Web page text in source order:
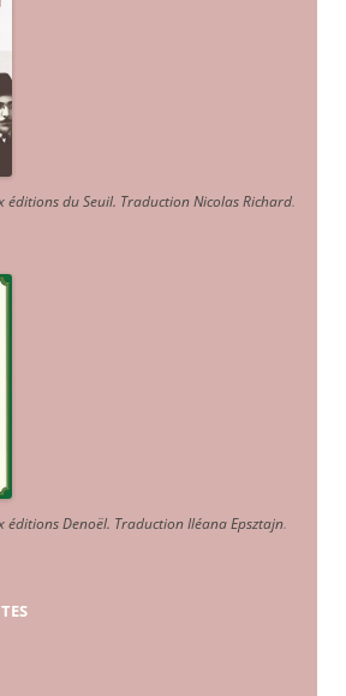
du Seuil. Traduction Nicolas Richard.
Denoël. Traduction Iléana Epsztajn.